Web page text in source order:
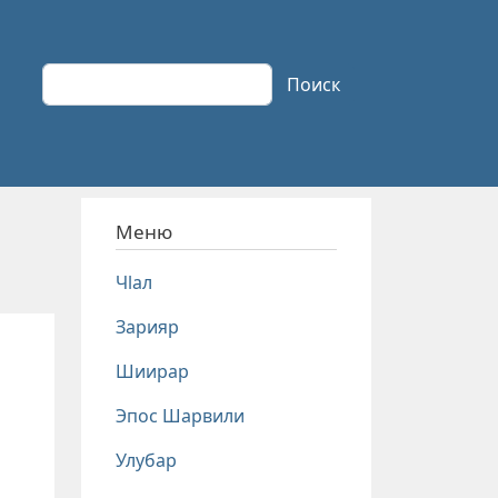
Поиск Поиск
Меню
Чlал
Зарияр
Шиирар
Эпос Шарвили
Улубар